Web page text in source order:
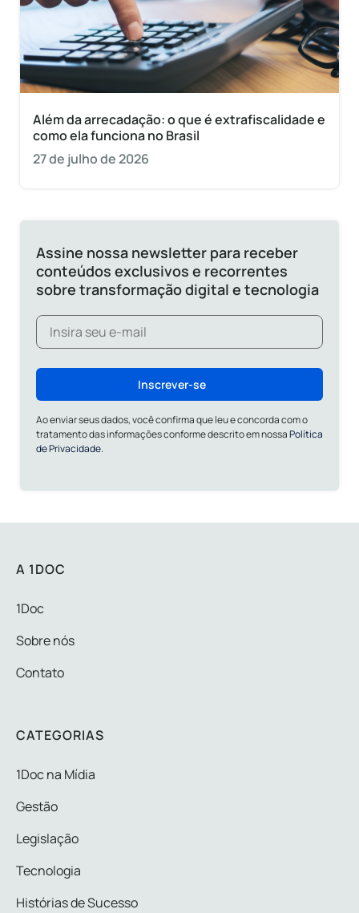
Além da arrecadação: o que é extrafiscalidade e
como ela funciona no Brasil
27 de julho de 2026
Assine nossa newsletter para receber
conteúdos exclusivos e recorrentes
sobre transformação digital e tecnologia
Inscrever-se
Ao enviar seus dados, você confirma que leu e concorda com o
tratamento das informações conforme descrito em nossaPolítica
de Privacidade.
A 1DOC
1Doc
Sobre nós
Contato
CATEGORIAS
1Doc na Mídia
Gestão
Legislação
Tecnologia
Histórias de Sucesso